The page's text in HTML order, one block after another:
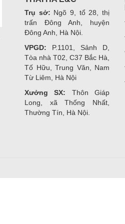
Trụ sở: Ngõ 9, tổ 28, thị
trấn Đông Anh, huyện
Đông Anh, Hà Nội.
VPGD: P.1101, Sảnh D,
Tòa nhà T02, C37 Bắc Hà,
Tố Hữu, Trung Văn, Nam
Từ Liêm, Hà Nội
Xưởng SX: Thôn Giáp
Long, xã Thống Nhất,
Thường Tín, Hà Nội.